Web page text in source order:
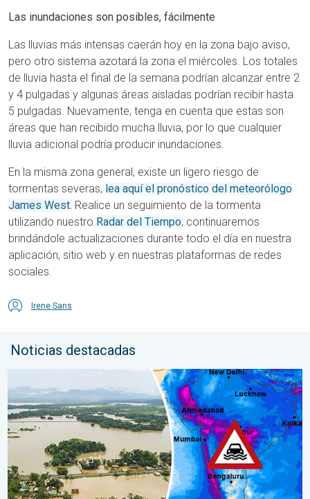
Las inundaciones son posibles, fácilmente
Las lluvias más intensas caerán hoy en la zona bajo aviso,
pero otro sistema azotará la zona el miércoles. Los totales
de lluvia hasta el final de la semana podrían alcanzar entre 2
y 4 pulgadas y algunas áreas aisladas podrían recibir hasta
5 pulgadas. Nuevamente, tenga en cuenta que estas son
áreas que han recibido mucha lluvia, por lo que cualquier
lluvia adicional podría producir inundaciones.
En la misma zona general, existe un ligero riesgo de
tormentas severas, lea aquí el pronóstico del meteorólogo
James West. Realice un seguimiento de la tormenta
utilizando nuestro Radar del Tiempo; continuaremos
brindándole actualizaciones durante todo el día en nuestra
aplicación, sitio web y en nuestras plataformas de redes
sociales.
Irene Sans
Noticias destacadas
El monzón azota regiones de Asia. Graves inundaciones. . .